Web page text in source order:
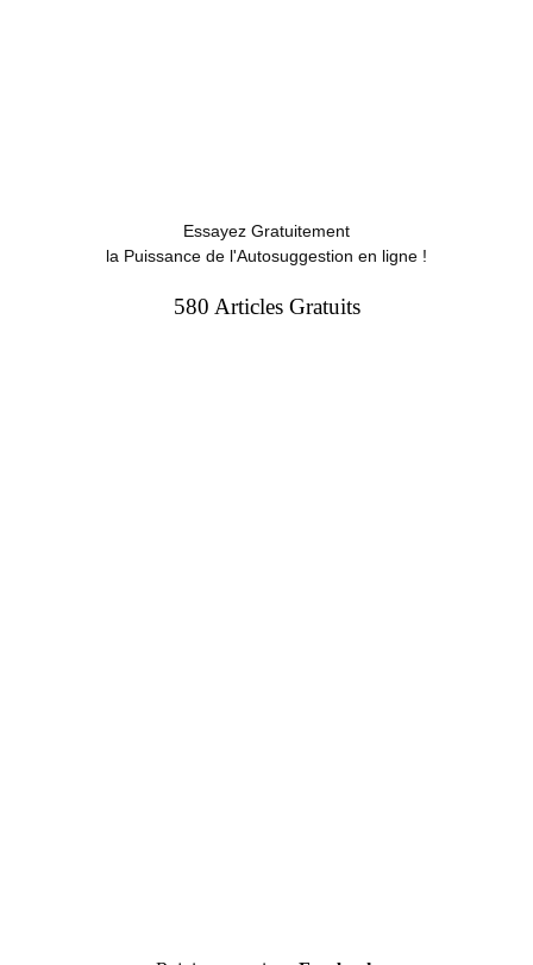
Essayez Gratuitement
la Puissance de l'Autosuggestion en ligne !
580 Articles Gratuits